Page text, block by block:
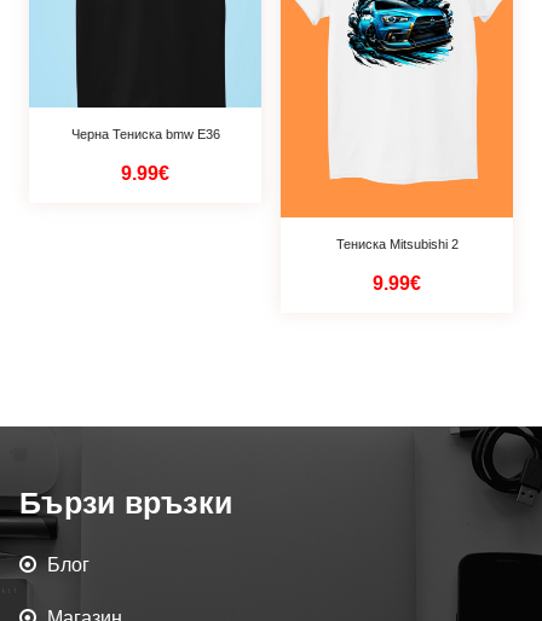
Черна Тениска bmw E36
9.99€
Тениска Mitsubishi 2
9.99€
Бързи връзки
Блог